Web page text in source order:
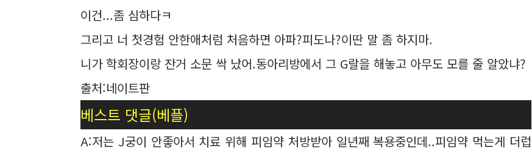
이건...좀 심하다ㅋ
그리고 너 첫경험 안한애처럼 처음하면 아파?피도나?이딴 말 좀 하지마.
니가 학회장이랑 잔거 소문 싹 났어.동아리방에서 그 G랄을 해놓고 아무도 모를 줄 알았냐?
출처:네이트판
베스트 댓글(베플)
A:저는 J궁이 안좋아서 치료 위해 피임약 처방받아 일년째 복용중인데..피임약 먹는게 더럽